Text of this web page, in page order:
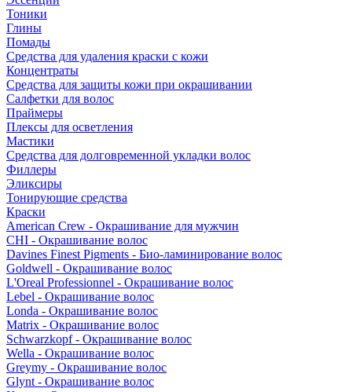
Тоники
Глины
Помады
Средства для удаления краски с кожи
Концентраты
Средства для защиты кожи при окрашивании
Салфетки для волос
Праймеры
Плексы для осветления
Мастики
Средства для долговременной укладки волос
Филлеры
Эликсиры
Тонирующие средства
Краски
American Crew - Окрашивание для мужчин
CHI - Окрашивание волос
Davines Finest Pigments - Био-ламинирование волос
Goldwell - Окрашивание волос
L'Oreal Professionnel - Окрашивание волос
Lebel - Окрашивание волос
Londa - Окрашивание волос
Matrix - Окрашивание волос
Schwarzkopf - Окрашивание волос
Wella - Окрашивание волос
Greymy - Окрашивание волос
Glynt - Окрашивание волос